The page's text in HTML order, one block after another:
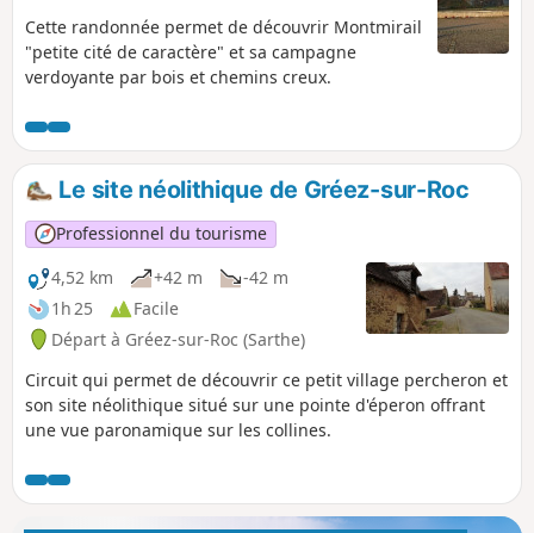
Cette randonnée permet de découvrir Montmirail
"petite cité de caractère" et sa campagne
verdoyante par bois et chemins creux.
Le site néolithique de Gréez-sur-Roc
Professionnel du tourisme
4,52 km
+42 m
-42 m
1h 25
Facile
Départ à Gréez-sur-Roc (Sarthe)
Circuit qui permet de découvrir ce petit village percheron et
son site néolithique situé sur une pointe d'éperon offrant
une vue paronamique sur les collines.